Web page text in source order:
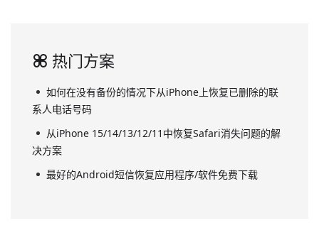
热门方案
如何在没有备份的情况下从iPhone上恢复已删除的联
系人电话号码
从iPhone 15/14/13/12/11中恢复Safari消失问题的解
决方案
最好的Android短信恢复应用程序/软件免费下载